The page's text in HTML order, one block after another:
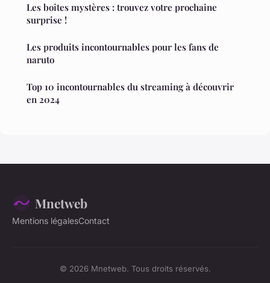
Les boîtes mystères : trouvez votre prochaine
surprise !
Les produits incontournables pour les fans de
naruto
Top 10 incontournables du streaming à découvrir
en 2024
Mnetweb
Mentions légalesContact
© 2026 Mnetweb. Tous droits réservés.